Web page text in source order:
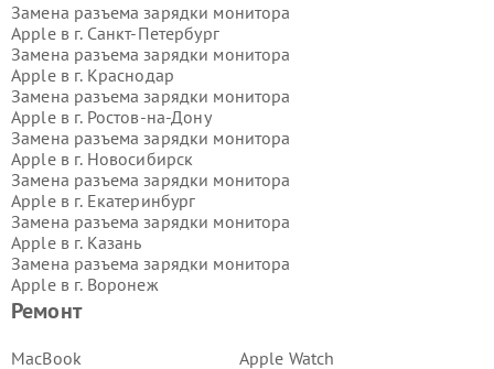
Ремонт
MacBook Apple Watch
Замена разъема зарядки монитора
Apple в г. Санкт-Петербург
Замена разъема зарядки монитора
Apple в г. Краснодар
Замена разъема зарядки монитора
Apple в г. Ростов-на-Дону
Замена разъема зарядки монитора
Apple в г. Новосибирск
Замена разъема зарядки монитора
Apple в г. Екатеринбург
Замена разъема зарядки монитора
Apple в г. Казань
Замена разъема зарядки монитора
Apple в г. Воронеж
Замена разъема зарядки монитора
Замена разъема зарядки монитора